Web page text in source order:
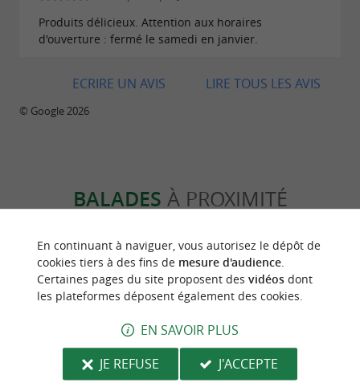
Produits délicieux. Attention aux horaires
d'ouverture : fermé le samedi en janvier.
LIRE TOUS LES AVIS
ECRIRE UN AVIS
© Google 2026
BALADES À PROXIMITÉ
En continuant à naviguer, vous autorisez le dépôt de
cookies tiers à des fins de mesure d'audience.
Certaines pages du site proposent des vidéosdont
les plateformes déposent également des cookies.
EN SAVOIR PLUS
JE REFUSE
J'ACCEPTE